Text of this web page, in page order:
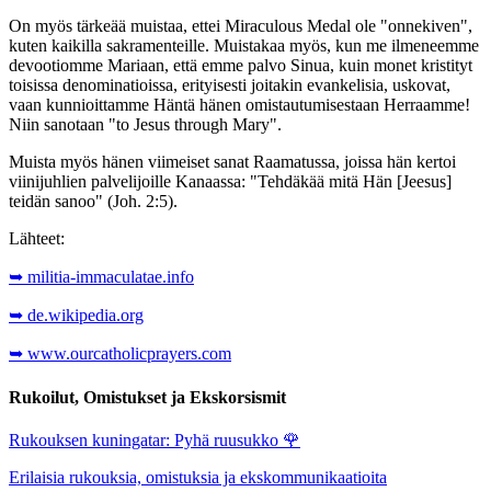
On myös tärkeää muistaa, ettei Miraculous Medal ole "onnekiven",
kuten kaikilla sakramenteille. Muistakaa myös, kun me ilmeneemme
devootiomme Mariaan, että emme palvo Sinua, kuin monet kristityt
toisissa denominatioissa, erityisesti joitakin evankelisia, uskovat,
vaan kunnioittamme Häntä hänen omistautumisestaan Herraamme!
Niin sanotaan "to Jesus through Mary".
Muista myös hänen viimeiset sanat Raamatussa, joissa hän kertoi
viinijuhlien palvelijoille Kanaassa: "Tehdäkää mitä Hän [Jeesus]
teidän sanoo" (Joh. 2:5).
Lähteet:
➥ militia-immaculatae.info
➥ de.wikipedia.org
➥ www.ourcatholicprayers.com
Rukoilut, Omistukset ja Ekskorsismit
Rukouksen kuningatar: Pyhä ruusukko 🌹
Erilaisia rukouksia, omistuksia ja ekskommunikaatioita